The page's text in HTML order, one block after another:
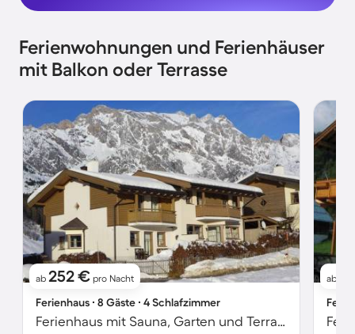
Ferienwohnungen und Ferienhäuser
mit Balkon oder Terrasse
ab 252 € pro Nacht
Ferienhaus ∙ 8 Gäste ∙ 4 Schlafzimmer
Ferienhaus mit Sauna, Garten und Terrasse | Ideal für Homeoffice
ab